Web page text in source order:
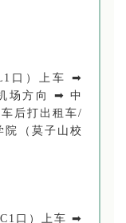
口）上车 ➡
场方向 ➡ 中
后打出租车/
院（莫子山校
口）上车 ➡